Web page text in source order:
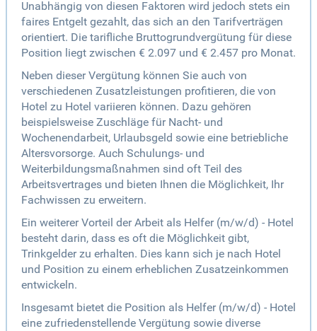
Unabhängig von diesen Faktoren wird jedoch stets ein
faires Entgelt gezahlt, das sich an den Tarifverträgen
orientiert. Die tarifliche Bruttogrundvergütung für diese
Position liegt zwischen € 2.097 und € 2.457 pro Monat.
Neben dieser Vergütung können Sie auch von
verschiedenen Zusatzleistungen profitieren, die von
Hotel zu Hotel variieren können. Dazu gehören
beispielsweise Zuschläge für Nacht- und
Wochenendarbeit, Urlaubsgeld sowie eine betriebliche
Altersvorsorge. Auch Schulungs- und
Weiterbildungsmaßnahmen sind oft Teil des
Arbeitsvertrages und bieten Ihnen die Möglichkeit, Ihr
Fachwissen zu erweitern.
Ein weiterer Vorteil der Arbeit als Helfer (m/w/d) - Hotel
besteht darin, dass es oft die Möglichkeit gibt,
Trinkgelder zu erhalten. Dies kann sich je nach Hotel
und Position zu einem erheblichen Zusatzeinkommen
entwickeln.
Insgesamt bietet die Position als Helfer (m/w/d) - Hotel
eine zufriedenstellende Vergütung sowie diverse